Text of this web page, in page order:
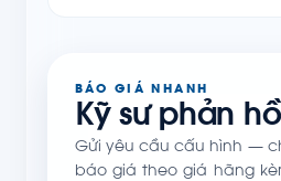
BÁO GIÁ NHANH
Kỹ sư phản
Gửi yêu cầu cấu hình —
báo giá theo giá hãng